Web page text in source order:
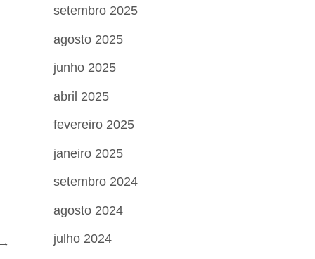
setembro 2025
agosto 2025
junho 2025
abril 2025
fevereiro 2025
janeiro 2025
setembro 2024
agosto 2024
julho 2024